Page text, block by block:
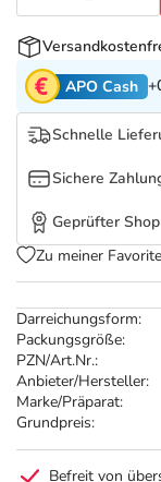
Tierapotheke
Vitamine &
Marken
Salus Deals
Darreichungsform:
Packungsgröße:
PZN/Art.Nr.:
Anbieter/Hersteller:
Marke/Präparat:
Grundpreis:
APO Cash
Schnelle
Sichere
Geprüfter Shop
Zu meiner
Befreit von